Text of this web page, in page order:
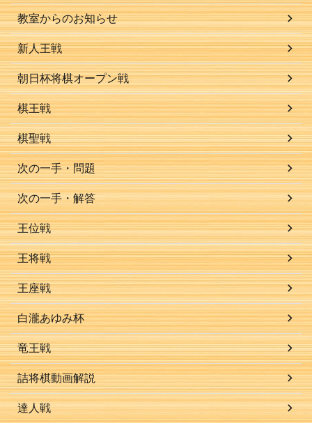
教室からのお知らせ
新人王戦
朝日杯将棋オープン戦
棋王戦
棋聖戦
次の一手・問題
次の一手・解答
王位戦
王将戦
王座戦
白瀧あゆみ杯
竜王戦
詰将棋動画解説
達人戦